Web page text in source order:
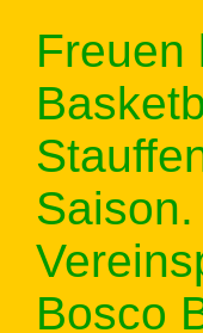
Freuen
Bosco